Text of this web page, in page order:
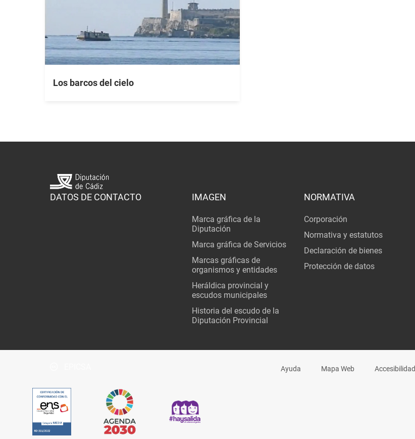
Los barcos del cielo
DATOS DE CONTACTO IMAGEN
Marca gráfica de la
Diputación
Marca gráfica de Servicios
Marcas gráficas de
organismos y entidades
Heráldica provincial y
escudos municipales
Historia del escudo de la
Diputación Provincial
NORMATIVA
Corporación
Normativa y estatutos
Declaración de bienes
Protección de datos
Ayuda Mapa Web Accesibilidad